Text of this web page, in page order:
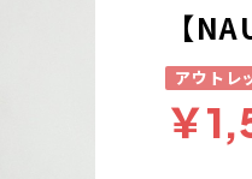
【
アウトレ
￥